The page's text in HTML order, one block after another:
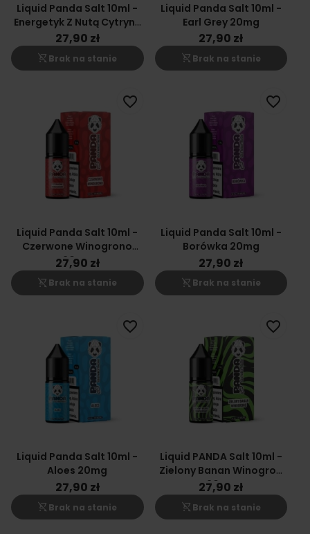
Liquid Panda Salt 10ml -
Energetyk Z Nutą Cytryny
20mg
27,90 zł
shopping_cart_off Brak na stanie
Liquid Panda Salt 10ml -
Earl Grey 20mg
27,90 zł
shopping_cart_off Brak na stanie
Liquid Panda Salt 10ml -
Czerwone Winogrono
20mg
27,90 zł
shopping_cart_off Brak na stanie
favorite_border
Liquid Panda Salt 10ml -
Borówka 20mg
27,90 zł
shopping_cart_off Brak na stanie
favorite_border
Liquid Panda Salt 10ml -
Aloes 20mg
27,90 zł
shopping_cart_off Brak na stanie
favorite_border
Liquid PANDA Salt 10ml -
Zielony Banan Winogron
20mg
27,90 zł
shopping_cart_off Brak na stanie
favorite_border